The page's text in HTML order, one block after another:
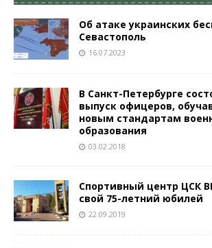
Об атаке украинских
Севастополь
16.07.2023
В Санкт-Петербурге
выпуск офицеров,
новым стандартам
образования
03.02.2018
Спортивный центр ЦСК
свой 75-летний юбилей
22.09.2019